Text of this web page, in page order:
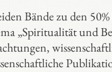
Bände zu den
„Spiritualität und